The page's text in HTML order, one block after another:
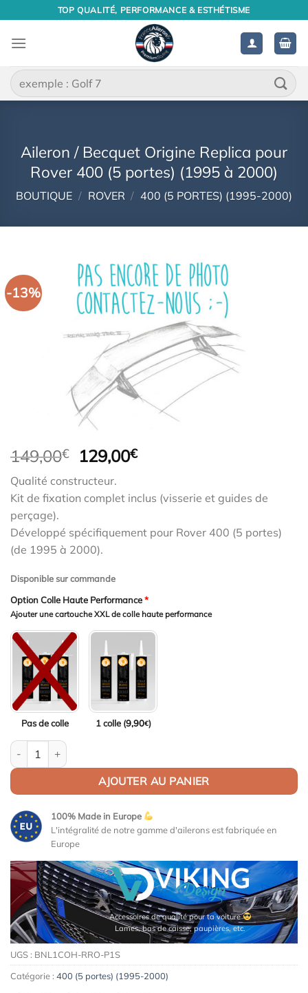
contenu
TOP QUALITÉ, PERFORMANCE & ESTHÉTISME
Recherche
pour :
Aileron / Becquet Origine Replica pour
Rover 400 (5 portes) (1995 à 2000)
BOUTIQUE / ROVER / 400 (5 PORTES) (1995-2000)
-13%
149,00€
Le
prix
initial
était :
129,00€Le
actuel
est :
Qualité constructeur.
Kit de fixation complet inclus (visserie et guides de
perçage).
Développé spécifiquement pour Rover 400 (5 portes)
(de 1995 à 2000).
Disponible sur commande
Option Colle Haute Performance*
Ajouter une cartouche XXL de colle haute performance
Pas de colle 1 colle (9,90€)
quantité de Aileron / Becquet Origine Replica pour Rover 400
AJOUTER AU PANIER
100% Made in Europe
L'intégralité de notre gamme d'ailerons est fabriquée en
Europe
Accessoires de qualité pour ta voiture
Lames, bas de caisse, paupières, etc.
UGS : BNL1COH-RRO-P1S
Catégorie : 400 (5 portes) (1995-2000)